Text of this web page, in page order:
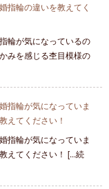
指輪の違いを教えてく
輪が気になっているの
みを感じる杢目模様の
指輪が気になっていま
えてください！
指輪が気になっていま
えてください！ [...続